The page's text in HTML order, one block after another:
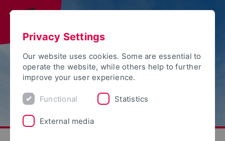
Privacy Settings
Our website uses cookies. Some are essential to
operate the website, while others help to further
improve your user experience.
Functional Statistics
External media